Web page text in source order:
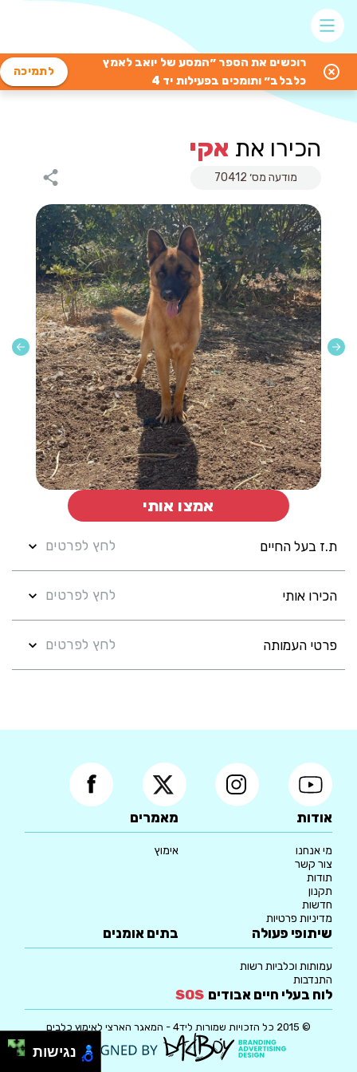
רוכשים את הספר ״המסע של יואב לאמץ
כלבלב״ ותומכים בפעילות יד 4
לתמיכה
הכירו את אקי
מודעה מס׳ 70412
ת.ז בעל החיים לחץ לפרטים
הכירו אותי לחץ לפרטים
פרטי העמותה לחץ לפרטים
אמצו אותי
אודות
מי אנחנו
צור קשר
תודות
תקנון
חדשות
מדיניות פרטיות
מאמרים
אימוץ
שיתופי פעולה
עמותות וכלביות רשות
התנדבות
בתים אומנים
לוח בעלי חיים אבודים SOS
© 2015 כל הזכויות שמורות ליד4 - המאגר הארצי לאימוץ כלבים
נגישות